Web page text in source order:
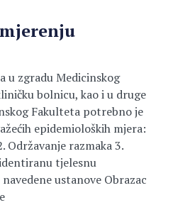
u zgradu Medicinskog
bolnicu, kao i u druge
Fakulteta potrebno je
epidemioloških mjera:
Održavanje razmaka 3.
tjelesnu
ustanove Obrazac